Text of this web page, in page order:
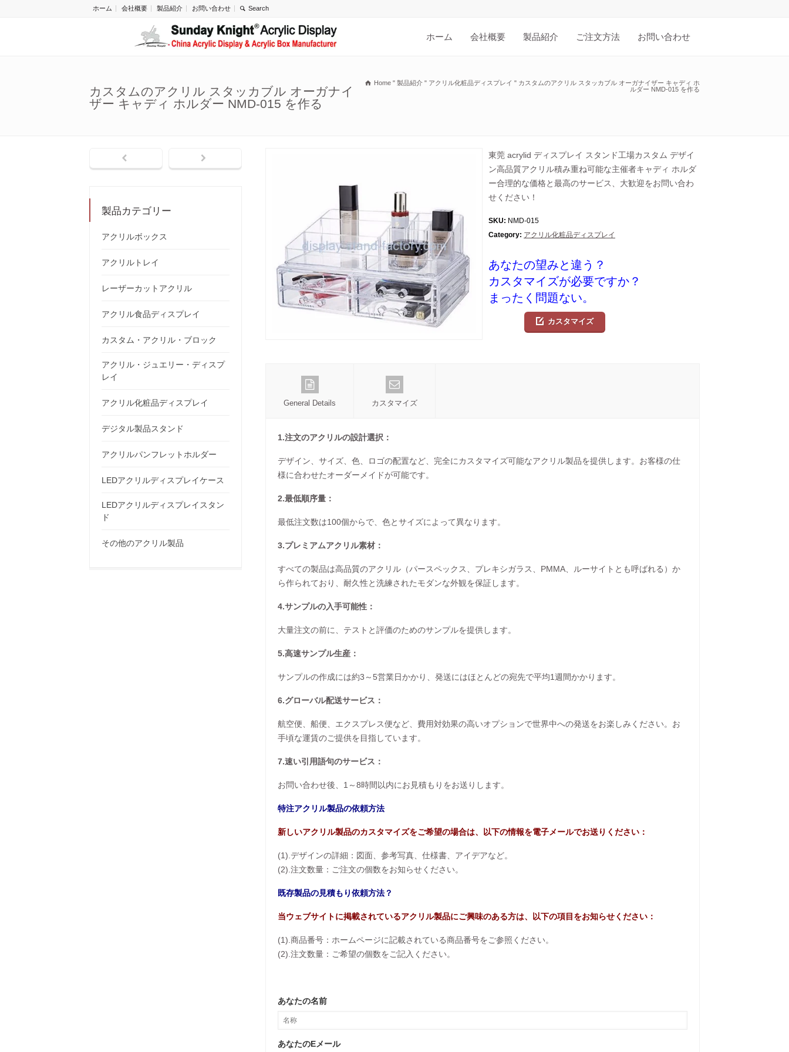
ホーム 会社概要 製品紹介 お問い合わせ
ホーム 会社概要 製品紹介 ご注文方法 お問い合わせ
カスタムのアクリル スタッカブル オーガナイ
ザー キャディ ホルダー NMD-015 を作る
Home " 製品紹介 " アクリル化粧品ディスプレイ " カスタムのアクリル スタッカブル オーガナイザー キャディ ホ
ルダー NMD-015 を作る
東莞 acrylid ディスプレイ スタンド工場カスタム デザイ
ン高品質アクリル積み重ね可能な主催者キャディ ホルダ
ー合理的な価格と最高のサービス、大歓迎をお問い合わ
せください！
SKU: NMD-015
Category: アクリル化粧品ディスプレイ
あなたの望みと違う？
カスタマイズが必要ですか？
まったく問題ない。
カスタマイズ
General Details カスタマイズ
1.注文のアクリルの設計選択：
デザイン、サイズ、色、ロゴの配置など、完全にカスタマイズ可能なアクリル製品を提供します。お客様の仕
様に合わせたオーダーメイドが可能です。
2.最低順序量：
最低注文数は100個からで、色とサイズによって異なります。
3.プレミアムアクリル素材：
すべての製品は高品質のアクリル（パースペックス、プレキシガラス、PMMA、ルーサイトとも呼ばれる）か
ら作られており、耐久性と洗練されたモダンな外観を保証します。
4.サンプルの入手可能性：
大量注文の前に、テストと評価のためのサンプルを提供します。
5.高速サンプル生産：
サンプルの作成には約3～5営業日かかり、発送にはほとんどの宛先で平均1週間かかります。
6.グローバル配送サービス：
航空便、船便、エクスプレス便など、費用対効果の高いオプションで世界中への発送をお楽しみください。お
手頃な運賃のご提供を目指しています。
7.速い引用語句のサービス：
お問い合わせ後、1～8時間以内にお見積もりをお送りします。
特注アクリル製品の依頼方法
新しいアクリル製品のカスタマイズをご希望の場合は、以下の情報を電子メールでお送りください：
(1).デザインの詳細：図面、参考写真、仕様書、アイデアなど。
(2).注文数量：ご注文の個数をお知らせください。
既存製品の見積もり依頼方法？
当ウェブサイトに掲載されているアクリル製品にご興味のある方は、以下の項目をお知らせください：
(1).商品番号：ホームページに記載されている商品番号をご参照ください。
(2).注文数量：ご希望の個数をご記入ください。
あなたの名前
あなたのEメール
製品カテゴリー
アクリルボックス
アクリルトレイ
レーザーカットアクリル
アクリル食品ディスプレイ
カスタム・アクリル・ブロック
アクリル・ジュエリー・ディスプ
レイ
アクリル化粧品ディスプレイ
デジタル製品スタンド
アクリルパンフレットホルダー
LEDアクリルディスプレイケース
LEDアクリルディスプレイスタン
ド
その他のアクリル製品